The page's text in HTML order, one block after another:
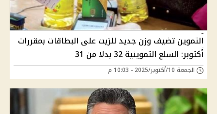
التموين تضيف وزن جديد للزيت على البطاقات بمقررات
أكتوبر: السلع التموينية 32 بدلا من 31
الجمعة 10/أكتوبر/2025 - 10:03 م